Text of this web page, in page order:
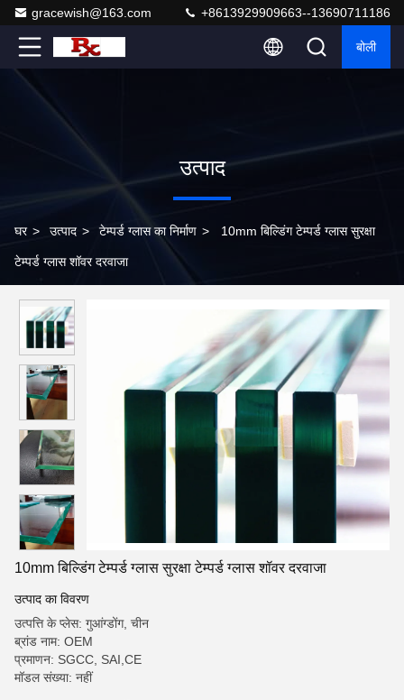
gracewish@163.com +8613929909663--13690711186
बोली
उत्पाद
घर > उत्पाद > टेम्पर्ड ग्लास का निर्माण > 10mm बिल्डिंग टेम्पर्ड ग्लास सुरक्षा
टेम्पर्ड ग्लास शॉवर दरवाजा
10mm बिल्डिंग टेम्पर्ड ग्लास सुरक्षा टेम्पर्ड ग्लास शॉवर दरवाजा
उत्पाद का विवरण
उत्पत्ति के प्लेस: गुआंग्डोंग, चीन
ब्रांड नाम: OEM
प्रमाणन: SGCC, SAI,CE
मॉडल संख्या: नहीं